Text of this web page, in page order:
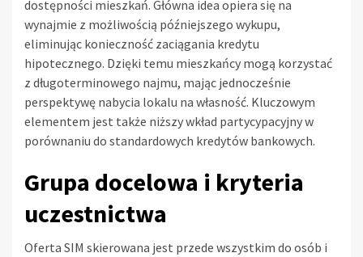
dostępności mieszkań. Główna idea opiera się na
wynajmie z możliwością późniejszego wykupu,
eliminując konieczność zaciągania kredytu
hipotecznego. Dzięki temu mieszkańcy mogą korzystać
z długoterminowego najmu, mając jednocześnie
perspektywę nabycia lokalu na własność. Kluczowym
elementem jest także niższy wkład partycypacyjny w
porównaniu do standardowych kredytów bankowych.
Grupa docelowa i kryteria
uczestnictwa
Oferta SIM skierowana jest przede wszystkim do osób i